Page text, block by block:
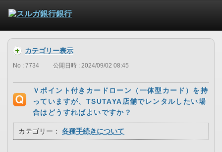
カテゴリー表示
No : 7734 公開日時 : 2024/09/02 08:45
Ｖポイント付きカードローン（一体型カード）を持
っていますが、TSUTAYA店舗でレンタルしたい場
合はどうすればよいですか？
カテゴリー： 各種手続きについて